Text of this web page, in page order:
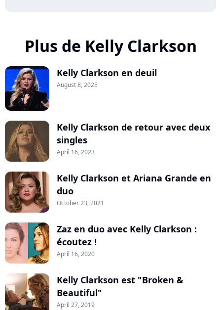
Plus de Kelly Clarkson
Kelly Clarkson en deuil
August 8, 2025
Kelly Clarkson de retour avec deux
singles
April 16, 2023
Kelly Clarkson et Ariana Grande en
duo
October 23, 2021
Zaz en duo avec Kelly Clarkson :
écoutez !
April 16, 2020
Kelly Clarkson est "Broken &
Beautiful"
April 27, 2019